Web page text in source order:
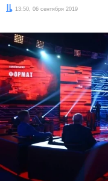
Дата:13:50, 06 сентября 2019